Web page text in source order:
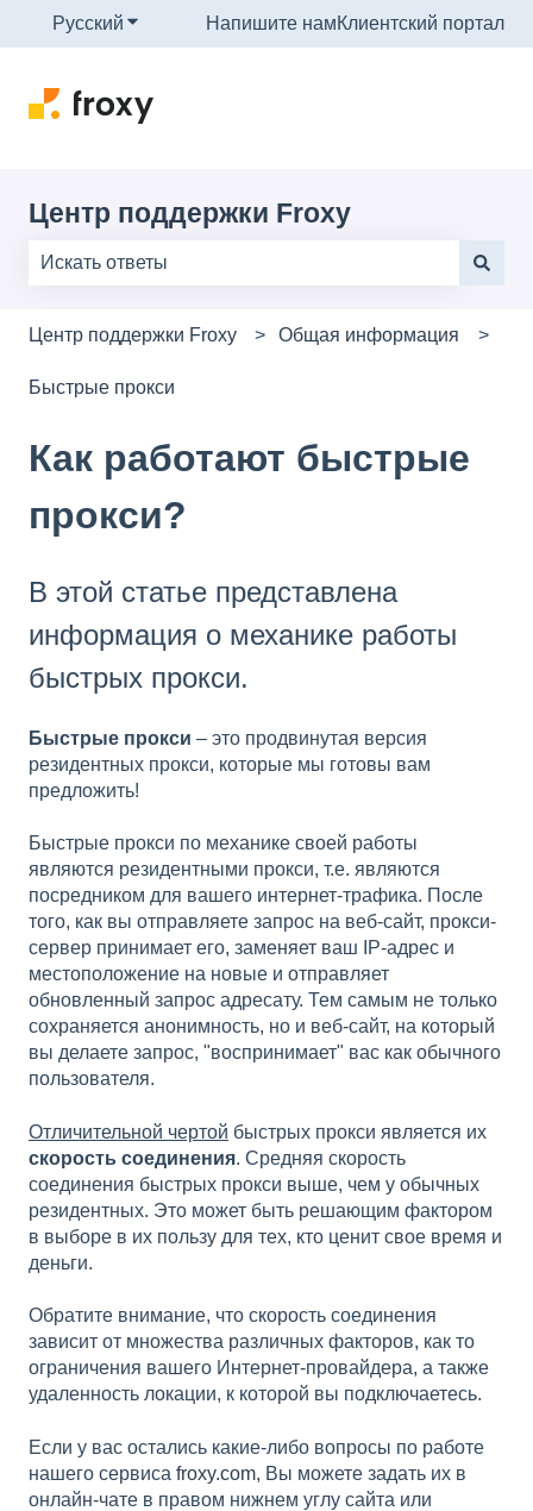
Русский Показать подменю для переводов
Напишите намКлиентский портал
Центр поддержки Froxy
Центр поддержки Froxy
Общая информация
Быстрые прокси
Как работают быстрые
прокси?
В этой статье представлена
информация о механике работы
быстрых прокси.
Быстрые прокси – это продвинутая версия
резидентных прокси, которые мы готовы вам
предложить!
Быстрые прокси по механике своей работы
являются резидентными прокси, т.е. являются
посредником для вашего интернет-трафика. После
того, как вы отправляете запрос на веб-сайт, прокси-
сервер принимает его, заменяет ваш IP-адрес и
местоположение на новые и отправляет
обновленный запрос адресату. Тем самым не только
сохраняется анонимность, но и веб-сайт, на который
вы делаете запрос, "воспринимает" вас как обычного
пользователя.
Отличительной чертой быстрых прокси является их
скорость соединения. Средняя скорость
соединения быстрых прокси выше, чем у обычных
резидентных. Это может быть решающим фактором
в выборе в их пользу для тех, кто ценит свое время и
деньги.
Обратите внимание, что скорость соединения
зависит от множества различных факторов, как то
ограничения вашего Интернет-провайдера, а также
удаленность локации, к которой вы подключаетесь.
Если у вас остались какие-либо вопросы по работе
нашего сервиса froxy.com, Вы можете задать их в
онлайн-чате в правом нижнем углу сайта или